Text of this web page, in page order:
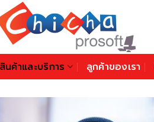
สินค้าและบริการ ลูกค้าของเรา